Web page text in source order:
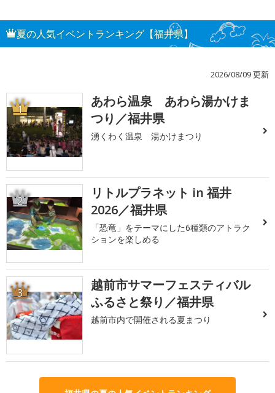
夏の人気イベントランキング【福井県】
2026/08/09 更新
1
あわら温泉 あわら湯かけま
つり／福井県
湧くわく温泉 湯かけまつり
2
リトルプラネット in 福井
2026／福井県
「恐竜」をテーマにした6種類のアトラク
ションを楽しめる
3
越前市サマーフェスティバル
ふるさと祭り／福井県
越前市内で開催される夏まつり